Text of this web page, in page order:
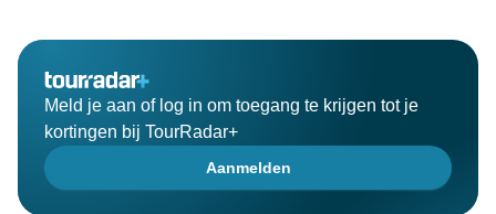
Meld je aan of log in om toegang te krijgen tot je
kortingen bij TourRadar+
Aanmelden